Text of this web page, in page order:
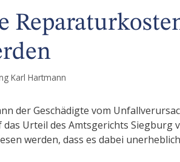
Karl Hartmann
der Geschädigte vom
Urteil des Amtsgerichts Siegburg
werden, dass es dabei